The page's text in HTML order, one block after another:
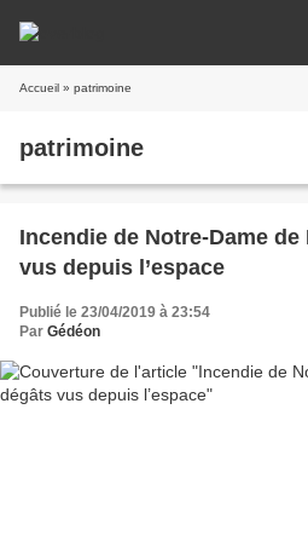
Accueil » patrimoine
patrimoine
Incendie de Notre-Dame
vus depuis l’espace
Publié le 23/04/2019 à 23:54
Par Gédéon